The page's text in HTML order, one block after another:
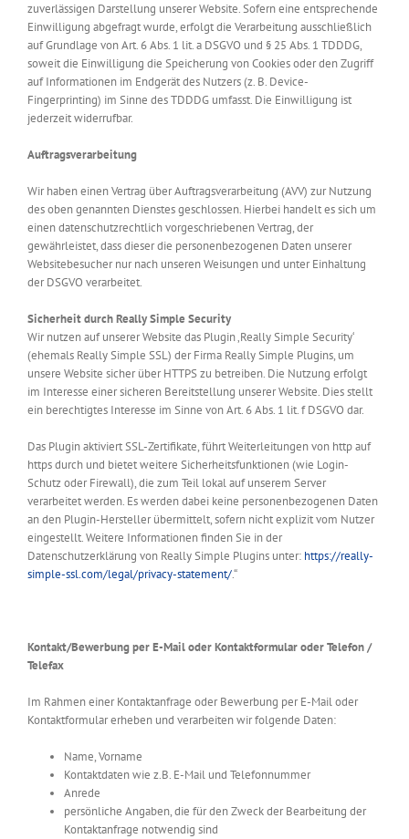
zuverlässigen Darstellung unserer Website. Sofern eine entsprechende
Einwilligung abgefragt wurde, erfolgt die Verarbeitung ausschließlich
auf Grundlage von Art. 6 Abs. 1 lit. a DSGVO und § 25 Abs. 1 TDDDG,
soweit die Einwilligung die Speicherung von Cookies oder den Zugriff
auf Informationen im Endgerät des Nutzers (z. B. Device-
Fingerprinting) im Sinne des TDDDG umfasst. Die Einwilligung ist
jederzeit widerrufbar.
Auftragsverarbeitung
Wir haben einen Vertrag über Auftragsverarbeitung (AVV) zur Nutzung
des oben genannten Dienstes geschlossen. Hierbei handelt es sich um
einen datenschutzrechtlich vorgeschriebenen Vertrag, der
gewährleistet, dass dieser die personenbezogenen Daten unserer
Websitebesucher nur nach unseren Weisungen und unter Einhaltung
der DSGVO verarbeitet.
Sicherheit durch Really Simple Security
Wir nutzen auf unserer Website das Plugin ‚Really Simple Security‘
(ehemals Really Simple SSL) der Firma Really Simple Plugins, um
unsere Website sicher über HTTPS zu betreiben. Die Nutzung erfolgt
im Interesse einer sicheren Bereitstellung unserer Website. Dies stellt
ein berechtigtes Interesse im Sinne von Art. 6 Abs. 1 lit. f DSGVO dar.
Das Plugin aktiviert SSL-Zertifikate, führt Weiterleitungen von http auf
https durch und bietet weitere Sicherheitsfunktionen (wie Login-
Schutz oder Firewall), die zum Teil lokal auf unserem Server
verarbeitet werden. Es werden dabei keine personenbezogenen Daten
an den Plugin-Hersteller übermittelt, sofern nicht explizit vom Nutzer
eingestellt. Weitere Informationen finden Sie in der
Datenschutzerklärung von Really Simple Plugins unter: https://really-
simple-ssl.com/legal/privacy-statement/.“
Kontakt/Bewerbung per E-Mail oder Kontaktformular oder Telefon /
Telefax
Im Rahmen einer Kontaktanfrage oder Bewerbung per E-Mail oder
Kontaktformular erheben und verarbeiten wir folgende Daten:
Name, Vorname
Kontaktdaten wie z.B. E-Mail und Telefonnummer
Anrede
persönliche Angaben, die für den Zweck der Bearbeitung der
Kontaktanfrage notwendig sind